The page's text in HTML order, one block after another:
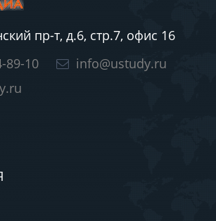
пр-т, д.6, стр.7, офис 16
89-10
info@ustudy.ru